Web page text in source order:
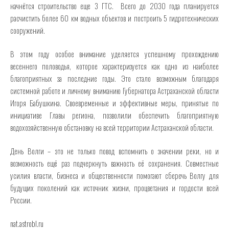
начнётся строительство еще 3 ГТС. Всего до 2030 года планируется
расчистить более 60 км водных объектов и построить 5 гидротехнических
сооружений.
В этом году особое внимание уделяется успешному прохождению
весеннего половодья, которое характеризуется как одно из наиболее
благоприятных за последние годы. Это стало возможным благодаря
системной работе и личному вниманию Губернатора Астраханской области
Игоря Бабушкина. Своевременные и эффективные меры, принятые по
инициативе Главы региона, позволили обеспечить благоприятную
водохозяйственную обстановку на всей территории Астраханской области.
День Волги – это не только повод вспомнить о значении реки, но и
возможность ещё раз подчеркнуть важность её сохранения. Совместные
усилия власти, бизнеса и общественности помогают сберечь Волгу для
будущих поколений как источник жизни, процветания и гордости всей
России.
nat.astrobl.ru